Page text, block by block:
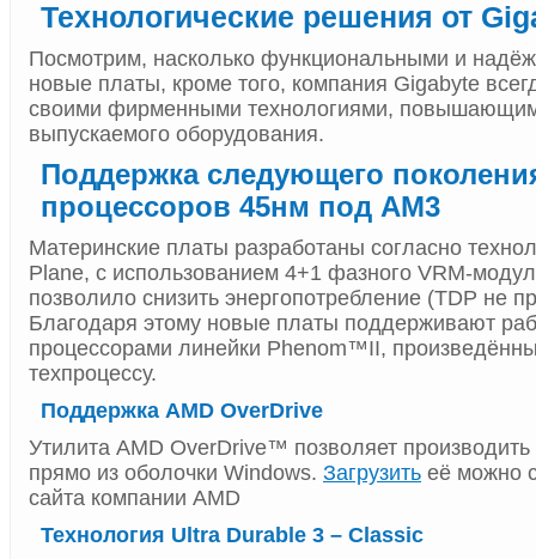
Технологические решения от
Посмотрим, насколько функциональными и
новые платы, кроме того, компания Gigabyte
своими фирменными технологиями,
выпускаемого оборудования.
Поддержка следующего
процессоров 45нм под AM3
Материнские платы разработаны согласно
Plane, с использованием 4+1 фазного VRM-
позволило снизить энергопотребление (TDP не
Благодаря этому новые платы поддерживают
процессорами линейки Phenom™II,
техпроцессу.
Поддержка AMD OverDrive
Утилита AMD OverDrive™ позволяет производить
прямо из оболочки Windows. Загрузить её можно
сайта компании AMD
Технология Ultra Durable 3 – Classic